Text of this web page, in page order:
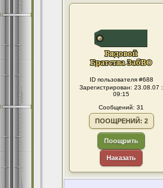
ID пользователя #688
Зарегистрирован: 23.08.07 :
09:15
Сообщений: 31
ПООЩРЕНИЙ: 2
Поощрить
Наказать